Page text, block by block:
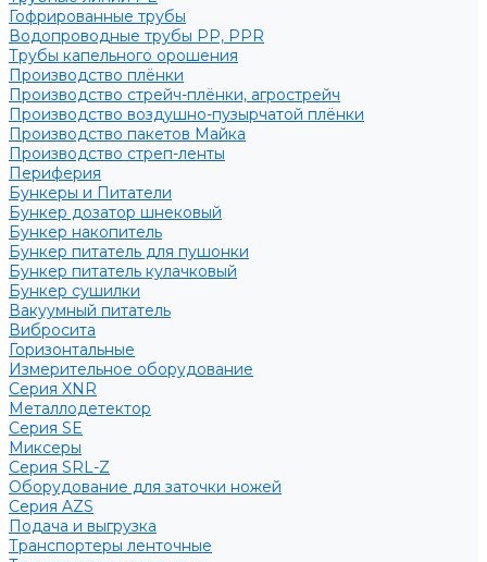
Гофрированные трубы
Водопроводные трубы PP, PPR
Трубы капельного орошения
Производство плёнки
Производство стрейч-плёнки, агрострейч
Производство воздушно-пузырчатой плёнки
Производство пакетов Майка
Производство стреп-ленты
Периферия
Бункеры и Питатели
Бункер дозатор шнековый
Бункер накопитель
Бункер питатель для пушонки
Бункер питатель кулачковый
Бункер сушилки
Вакуумный питатель
Вибросита
Горизонтальные
Измерительное оборудование
Серия XNR
Металлодетектор
Серия SE
Миксеры
Серия SRL-Z
Оборудование для заточки ножей
Серия AZS
Подача и выгрузка
Транспортеры ленточные